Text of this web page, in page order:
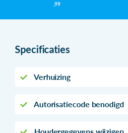
,99
Specificaties
Verhuizing
Autorisatiecode benodigd